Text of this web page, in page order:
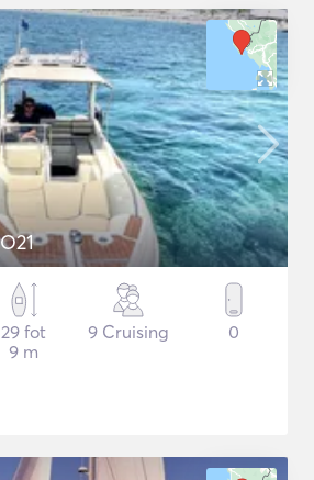
29 fot
9 m
9 Cruising 0